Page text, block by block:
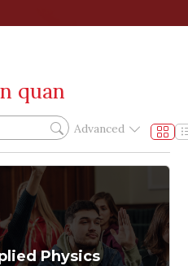
quan
Advanced
Physics